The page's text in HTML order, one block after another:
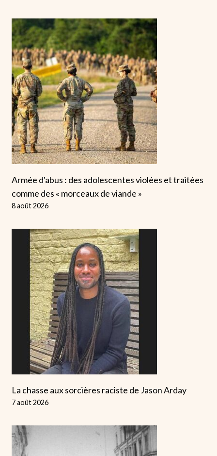
Armée d'abus : des adolescentes violées et traitées
comme des « morceaux de viande »
8 août 2026
La chasse aux sorcières raciste de Jason Arday
7 août 2026